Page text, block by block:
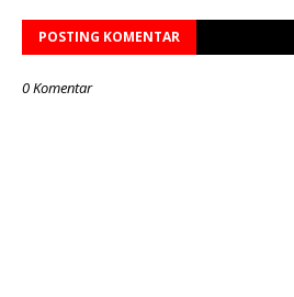
POSTING KOMENTAR
0 Komentar